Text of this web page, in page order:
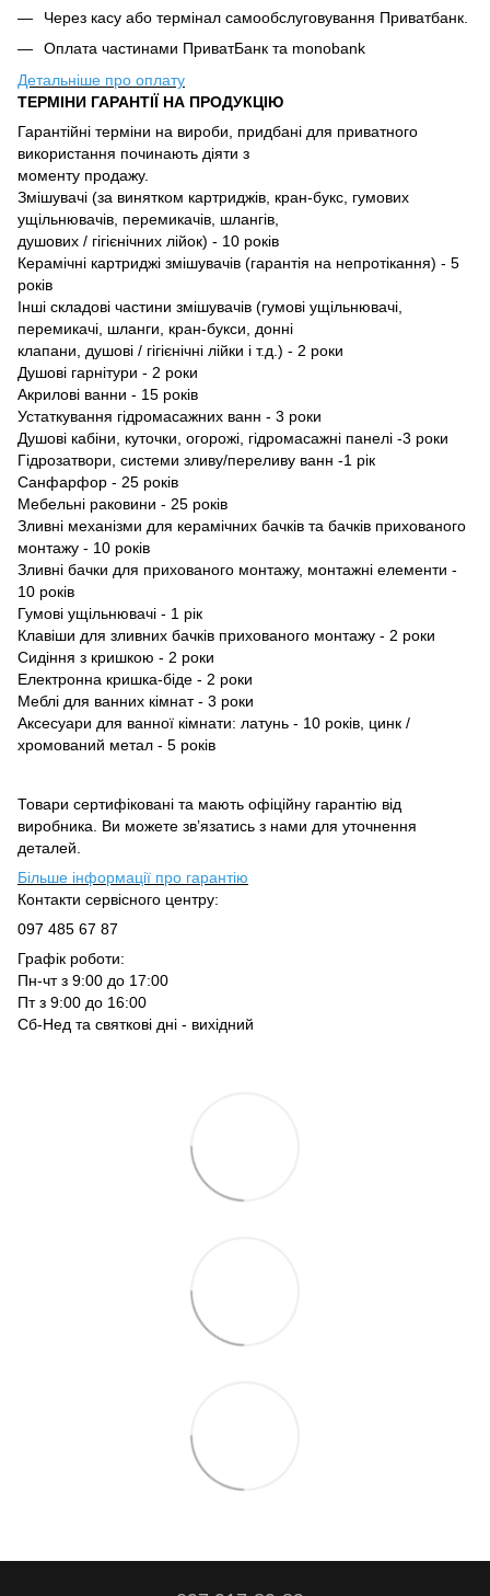
Через касу або термінал самообслуговування Приватбанк.
Оплата частинами ПриватБанк та monobank
Детальніше про оплату
ТЕРМІНИ ГАРАНТІЇ НА ПРОДУКЦІЮ
Гарантійні терміни на вироби, придбані для приватного
використання починають діяти з
моменту продажу.
Змішувачі (за винятком картриджів, кран-букс, гумових
ущільнювачів, перемикачів, шлангів,
душових / гігієнічних лійок) - 10 років
Керамічні картриджі змішувачів (гарантія на непротікання) - 5
років
Інші складові частини змішувачів (гумові ущільнювачі,
перемикачі, шланги, кран-букси, донні
клапани, душовi / гiгiєнiчнi лiйки і т.д.) - 2 роки
Душові гарнітури - 2 роки
Акрилові ванни - 15 років
Устаткування гідромасажних ванн - 3 роки
Душові кабіни, куточки, огорожі, гідромасажні панелі -3 роки
Гідрозатвори, системи зливу/переливу ванн -1 рік
Caнфарфор - 25 років
Мебельнi раковини - 25 років
Зливні механізми для керамічних бачків та бачків прихованого
монтажу - 10 років
Зливні бачки для прихованого монтажу, монтажні елементи -
10 років
Гумові ущільнювачi - 1 рік
Клавіши для зливних бачків прихованого монтажу - 2 роки
Сидіння з кришкою - 2 роки
Електронна кришка-бiде - 2 роки
Меблі для ванних кімнат - 3 роки
Аксесуари для ванної кімнати: латунь - 10 років, цинк /
хромований метал - 5 років
Товари сертифіковані та мають офіційну гарантію від
виробника. Ви можете зв’язатись з нами для уточнення
деталей.
Більше інформації про гарантію
Контакти сервісного центру:
097 485 67 87
Графік роботи:
Пн-чт з 9:00 до 17:00
Пт з 9:00 до 16:00
Сб-Нед та святкові дні - вихідний